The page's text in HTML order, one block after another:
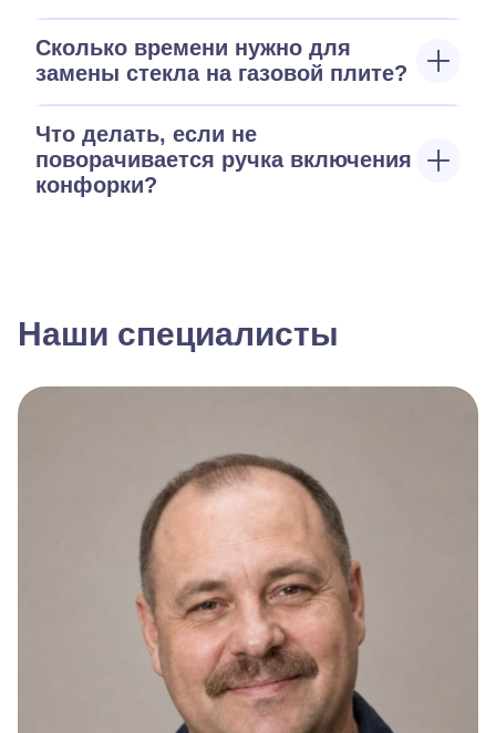
Сколько времени нужно для
замены стекла на газовой плите?
Что делать, если не
поворачивается ручка включения
конфорки?
Наши специалисты